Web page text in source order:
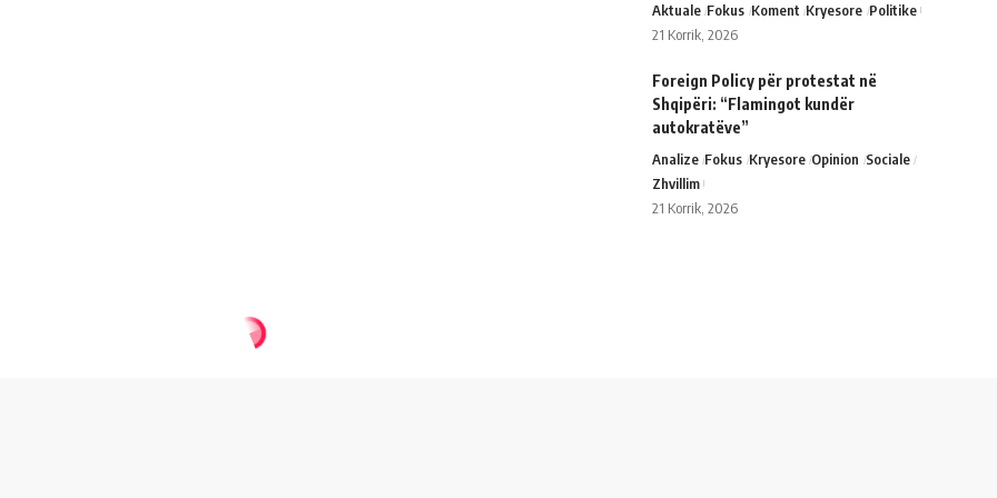
Aktuale Fokus Koment Kryesore Politike
21 Korrik, 2026
Foreign Policy për protestat në
Shqipëri: “Flamingot kundër
autokratëve”
Analize Fokus Kryesore Opinion Sociale
Zhvillim
21 Korrik, 2026